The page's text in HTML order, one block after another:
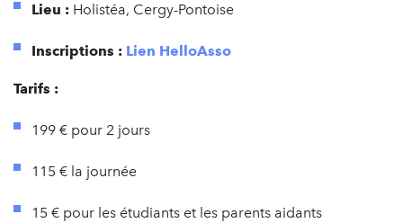
Lieu : Holistéa, Cergy-Pontoise
Inscriptions : Lien HelloAsso
Tarifs :
199 € pour 2 jours
115 € la journée
15 € pour les étudiants et les parents aidants